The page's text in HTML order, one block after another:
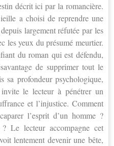
décrit ici par la romancière.
a choisi de reprendre une
largement réfutée par les
les yeux du présumé meurtier.
du roman qui est défendu,
de supprimer tout le
sa profondeur psychologique,
le lecteur à pénétrer un
et l’injustice. Comment
l’esprit d’un homme ?
Le lecteur accompagne cet
lentement devenir une bête,